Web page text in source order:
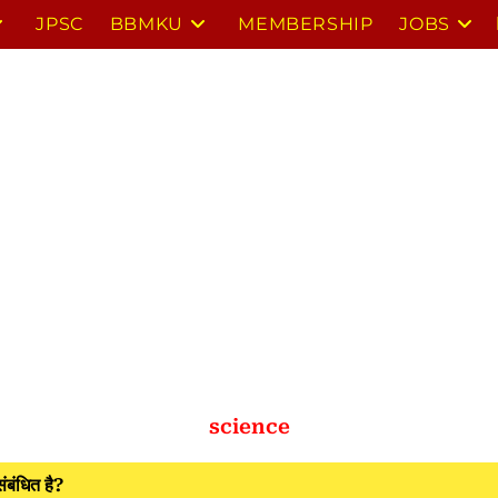
JPSC BBMKU MEMBERSHIP JOBS
science
है?